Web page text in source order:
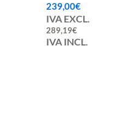
239,00€
IVA EXCL.
289,19€
IVA INCL.